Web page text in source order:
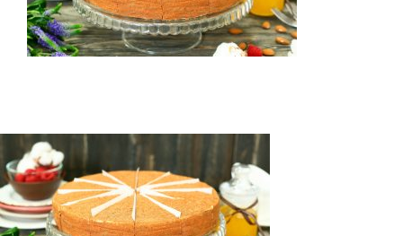
蛋糕切割机
蛋糕切片机
块状奶酪切片
披萨切割机
面团
超声波设备
关于我们
人才招聘
联系我们